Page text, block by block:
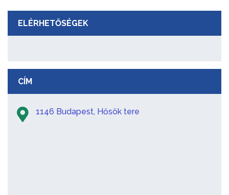
ELÉRHETŐSÉGEK
CÍM
1146 Budapest, Hősök tere